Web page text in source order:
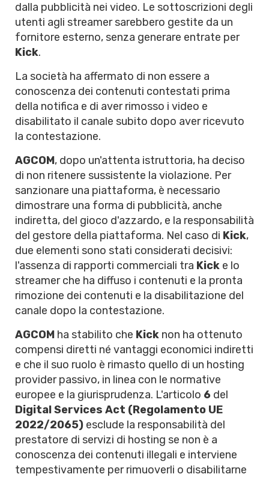
dalla pubblicità nei video. Le sottoscrizioni degli
utenti agli streamer sarebbero gestite da un
fornitore esterno, senza generare entrate per
Kick.
La società ha affermato di non essere a
conoscenza dei contenuti contestati prima
della notifica e di aver rimosso i video e
disabilitato il canale subito dopo aver ricevuto
la contestazione.
AGCOM, dopo un'attenta istruttoria, ha deciso
di non ritenere sussistente la violazione. Per
sanzionare una piattaforma, è necessario
dimostrare una forma di pubblicità, anche
indiretta, del gioco d'azzardo, e la responsabilità
del gestore della piattaforma. Nel caso di Kick,
due elementi sono stati considerati decisivi:
l'assenza di rapporti commerciali tra Kick e lo
streamer che ha diffuso i contenuti e la pronta
rimozione dei contenuti e la disabilitazione del
canale dopo la contestazione.
AGCOM ha stabilito che Kick non ha ottenuto
compensi diretti né vantaggi economici indiretti
e che il suo ruolo è rimasto quello di un hosting
provider passivo, in linea con le normative
europee e la giurisprudenza. L'articolo 6 del
Digital Services Act (Regolamento UE
2022/2065) esclude la responsabilità del
prestatore di servizi di hosting se non è a
conoscenza dei contenuti illegali e interviene
tempestivamente per rimuoverli o disabilitarne